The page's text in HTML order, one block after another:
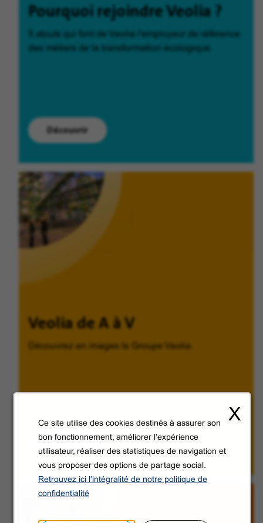
X
Ce site utilise des cookies destinés à assurer son
bon fonctionnement, améliorer l’expérience
utilisateur, réaliser des statistiques de navigation et
vous proposer des options de partage social.
Retrouvez ici l'intégralité de notre politique de
confidentialité
Pourquoi rejoindre Veolia ?
Découvrir
Veolia de A à V
Découvrez en images le Groupe Veolia.
Découvrir